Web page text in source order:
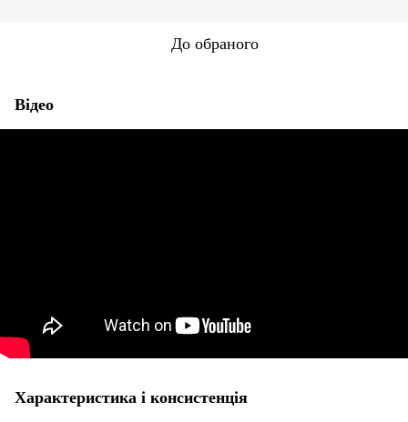
До обраного
Відео
Характеристика і консистенція